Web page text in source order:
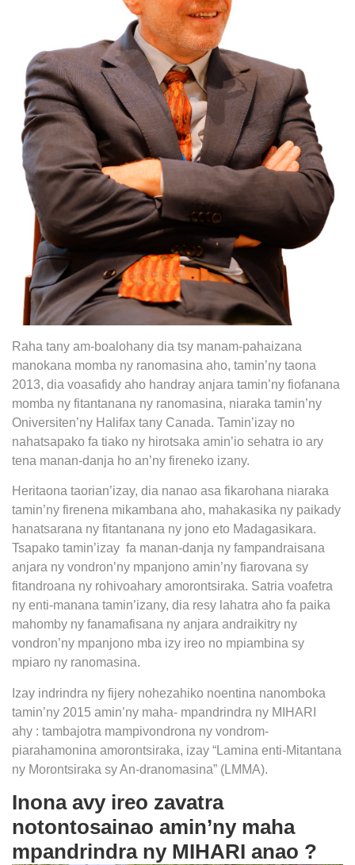
Raha tany am-boalohany dia tsy manam-pahaizana
manokana momba ny ranomasina aho, tamin’ny taona
2013, dia voasafidy aho handray anjara tamin’ny fiofanana
momba ny fitantanana ny ranomasina, niaraka tamin’ny
Oniversiten’ny Halifax tany Canada. Tamin’izay no
nahatsapako fa tiako ny hirotsaka amin’io sehatra io ary
tena manan-danja ho an’ny fireneko izany.
Heritaona taorian’izay, dia nanao asa fikarohana niaraka
tamin’ny firenena mikambana aho, mahakasika ny paikady
hanatsarana ny fitantanana ny jono eto Madagasikara.
Tsapako tamin’izay fa manan-danja ny fampandraisana
anjara ny vondron’ny mpanjono amin’ny fiarovana sy
fitandroana ny rohivoahary amorontsiraka. Satria voafetra
ny enti-manana tamin’izany, dia resy lahatra aho fa paika
mahomby ny fanamafisana ny anjara andraikitry ny
vondron’ny mpanjono mba izy ireo no mpiambina sy
mpiaro ny ranomasina.
Izay indrindra ny fijery nohezahiko noentina nanomboka
tamin’ny 2015 amin’ny maha- mpandrindra ny MIHARI
ahy : tambajotra mampivondrona ny vondrom-
piarahamonina amorontsiraka, izay “Lamina enti-Mitantana
ny Morontsiraka sy An-dranomasina” (LMMA).
Inona avy ireo zavatra
notontosainao amin’ny maha
mpandrindra ny MIHARI anao ?